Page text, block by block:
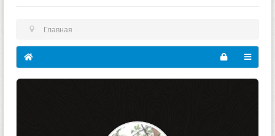
ФОРУМ
ВИДЕО
БЛОГИ
Главная